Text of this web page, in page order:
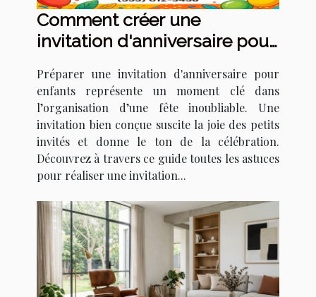
Comment créer une
invitation d'anniversaire pour
Préparer une invitation d'anniversaire pour
enfants représente un moment clé dans
l’organisation d’une fête inoubliable. Une
invitation bien conçue suscite la joie des petits
invités et donne le ton de la célébration.
Découvrez à travers ce guide toutes les astuces
pour réaliser une invitation...